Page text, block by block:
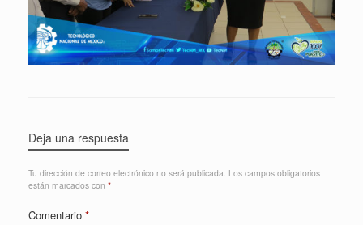
Deja una respuesta
Tu dirección de correo electrónico no será publicada. Los campos obligatorios
están marcados con *
Comentario *